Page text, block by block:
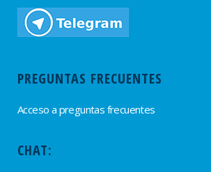
PREGUNTAS FRECUENTES
Acceso a preguntas frecuentes
CHAT: